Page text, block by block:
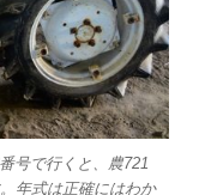
号で行くと、農721
年式は正確にはわか